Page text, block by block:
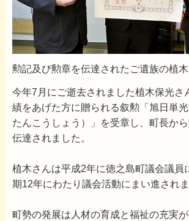
勲記及び勲章を伝達されたご遺族の植
今年7月にご逝去されました植木保光さ
績をあげた方に贈られる叙勲「旭日単
たんこうしょう）」を受章し、町長か
伝達されました。
植木さんは平成2年に徳之島町議会議員
期12年にわたり議会活動にまい進されま
町勢の発展は人材の育成と福祉の充実